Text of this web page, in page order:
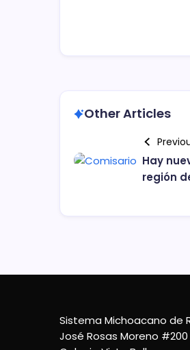
Other Articles
Hay
región
Sistema Michoacano de
José Rosas Moreno #200